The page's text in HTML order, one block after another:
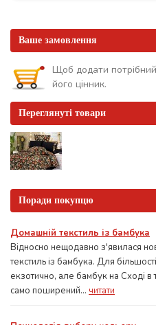
Ваше замовлення
Щоб додати
його цінник.
Переглянуті товари
Поради покупцю
Домашній текстиль із бамбука
Відносно нещодавно з'явилася
текстиль із бамбука. Для
екзотично, але бамбук на Сході в
само поширений... читати